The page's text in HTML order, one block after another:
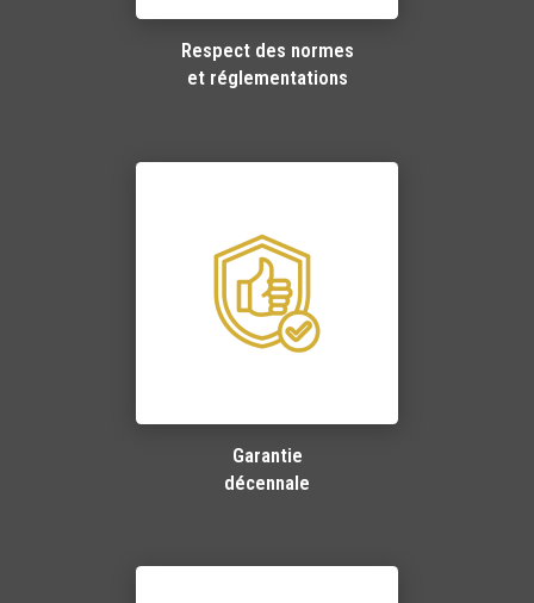
Respect des normes
et réglementations
Garantie
décennale